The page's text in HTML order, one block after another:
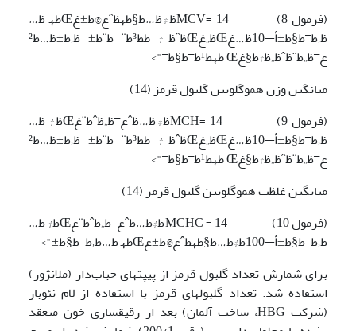
(فرمول 8) MCV=
14ظ‡ظ…ط§طھظˆع©ط±غŒطھ ظ…
ظ‚ط¯ط§ط±أ—10ظ…غŒظ„غŒظˆظ† ط­ط³ط¨ ط¨ط± ظ‚ط±ظ…ط²
ع¯ظ„ط¨ظˆظ„ظ‡ط§غŒ طھط¹ط¯ط§ط¯">
میانگین وزن هموگلوبین گلبول قرمز (14)
(فرمول 9) MCH=
14ظ‡ظ…ظˆع¯ظ„ظˆط¨غŒظ† ظ…
ظ‚ط¯ط§ط±أ—10ظ…غŒظ„غŒظˆظ† ط­ط³ط¨ ط¨ط± ظ‚ط±ظ…ط²
ع¯ظ„ط¨ظˆظ„ظ‡ط§غŒ طھط¹ط¯ط§ط¯">
میانگین غلظت هموگلوبین گلبول قرمز (14)
(فرمول 10) MCHC =
14ظ‡ظ…ظˆع¯ظ„ظˆط¨غŒظ† ظ…
ظ‚ط¯ط§ط±أ—100ظ‡ظ…ط§طھظˆع©ط±غŒطھ ظ…ظ‚ط¯ط§ط±">
برای شمارش تعداد گلبول قرمز از پیپت­های حباب‌دار (ملانژور)
استفاده شد. تعداد گلبول­های ­قرمز با استفاده از لام نئوبار
(شرکت HBG، ساخت آلمان) بعد از رقیق­سازی خون منعقد